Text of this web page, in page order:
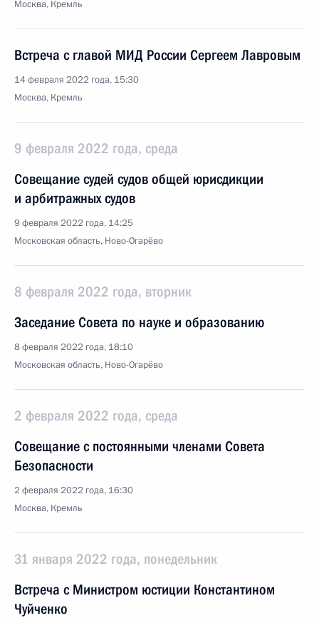
Москва, Кремль
Встреча с главой МИД России Сергеем Лавровым
14 февраля 2022 года, 15:30
Москва, Кремль
9 февраля 2022 года, среда
Совещание судей судов общей юрисдикции
и арбитражных судов
9 февраля 2022 года, 14:25
Московская область, Ново-Огарёво
8 февраля 2022 года, вторник
Заседание Совета по науке и образованию
8 февраля 2022 года, 18:10
Московская область, Ново-Огарёво
2 февраля 2022 года, среда
Совещание с постоянными членами Совета
Безопасности
2 февраля 2022 года, 16:30
Москва, Кремль
31 января 2022 года, понедельник
Встреча с Министром юстиции Константином
Чуйченко